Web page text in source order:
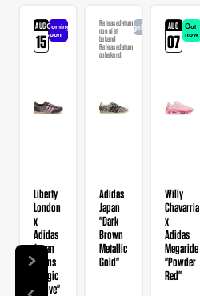
AUG
15
Coming
soon
Liberty
London
x
Adidas
Japan
Wmns
"Magic
Mauve"
Releasedatum
nog niet
bekend
Releasedatum
onbekend
Aangekondigd
Adidas
Japan
"Dark
Brown
Metallic
Gold"
AUG
07
Out
now
Willy
Chavarria
x
Adidas
Megaride
"Powder
Red"